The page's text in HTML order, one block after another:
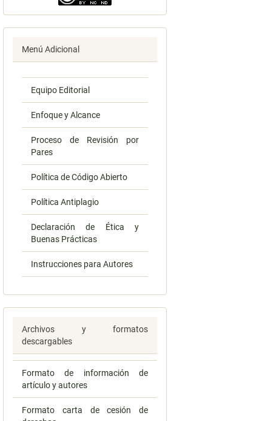
Menú Adicional
Equipo Editorial
Enfoque y Alcance
Proceso de Revisión por
Pares
Política de Código Abierto
Política Antiplagio
Declaración de Ética y
Buenas Prácticas
Instrucciones para Autores
Archivos y formatos
descargables
Formato de información de
artículo y autores
Formato carta de cesión de